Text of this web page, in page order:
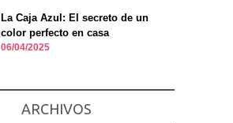
La Caja Azul: El secreto de un
color perfecto en casa
06/04/2025
ARCHIVOS